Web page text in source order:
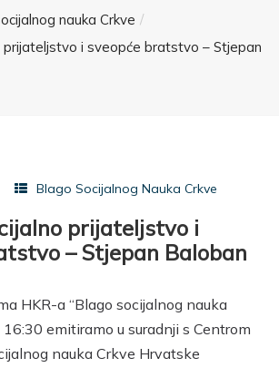
nauka Crkve
prijateljstvo i sveopće bratstvo – Stjepan
Blago Socijalnog Nauka Crkve
prijateljstvo i
– Stjepan Baloban
HKR-a “Blago socijalnog nauka
16:30 emitiramo u suradnji s Centrom
nauka Crkve Hrvatske